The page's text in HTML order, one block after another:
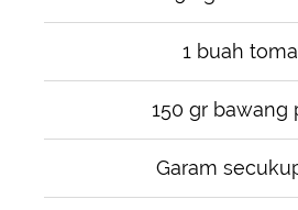
1 buah
150 gr bawang
Garam